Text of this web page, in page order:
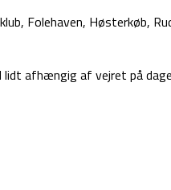
Folehaven, Høsterkøb,
afhængig af vejret på